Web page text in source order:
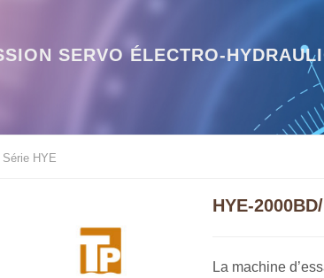
SERVO ÉLECTRO-
Série HYE
HYE-
La machine